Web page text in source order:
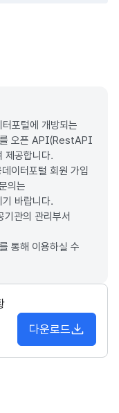
포털에 개방되는
를 오픈 API(RestAPI
제공합니다.
이터포털 회원 가입
의는
바랍니다.
관의 관리부서
통해 이용하실 수
다운로드